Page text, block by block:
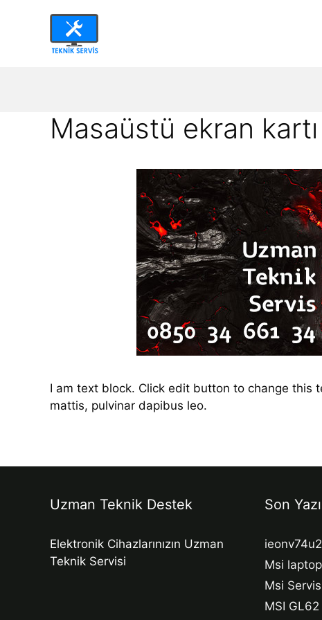
Masaüstü ekran
I am text block. Click edit button to change this
mattis, pulvinar dapibus leo.
Uzman Teknik Destek
Elektronik Cihazlarınızın Uzman
Teknik Servisi
Son
Msi
Msi Servis
MSI GL62